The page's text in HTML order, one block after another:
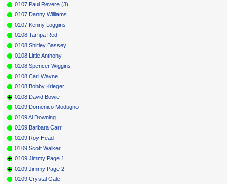
0107 Paul Revere (3)
0107 Danny Williams
0107 Kenny Loggins
0108 Tampa Red
0108 Shirley Bassey
0108 Little Anthony
0108 Spencer Wiggins
0108 Carl Wayne
0108 Bobby Krieger
0108 David Bowie
0109 Domenico Modugno
0109 Al Downing
0109 Barbara Carr
0109 Roy Head
0109 Scott Walker
0109 Jimmy Page 1
0109 Jimmy Page 2
0109 Crystal Gale